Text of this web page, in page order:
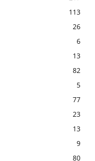
113
26
6
13
82
5
77
23
13
9
80